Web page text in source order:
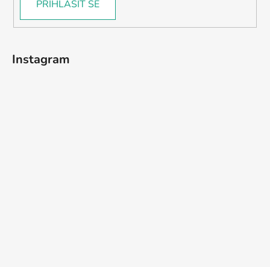
PŘIHLÁSIT SE
Instagram